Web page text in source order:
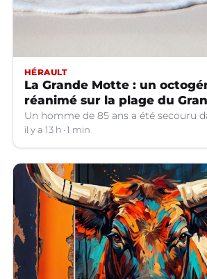
HÉRAULT
La Grande Motte : un
réanimé sur la plage du
Un homme de 85 ans a été secouru
il y a 13 h 1 min